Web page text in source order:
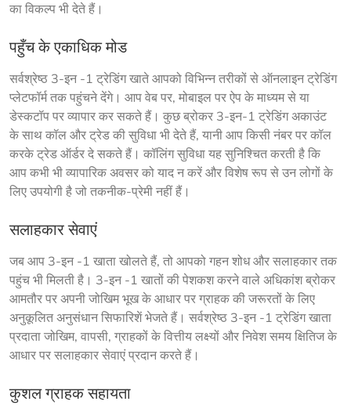
का विकल्प भी देते हैं।
पहुँच के एकाधिक मोड
सर्वश्रेष्ठ 3-इन -1 ट्रेडिंग खाते आपको विभिन्न तरीकों से ऑनलाइन ट्रेडिंग
प्लेटफॉर्म तक पहुंचने देंगे। आप वेब पर, मोबाइल पर ऐप के माध्यम से या
डेस्कटॉप पर व्यापार कर सकते हैं। कुछ ब्रोकर 3-इन-1 ट्रेडिंग अकाउंट
के साथ कॉल और ट्रेड की सुविधा भी देते हैं, यानी आप किसी नंबर पर कॉल
करके ट्रेड ऑर्डर दे सकते हैं। कॉलिंग सुविधा यह सुनिश्चित करती है कि
आप कभी भी व्यापारिक अवसर को याद न करें और विशेष रूप से उन लोगों के
लिए उपयोगी है जो तकनीक-प्रेमी नहीं हैं।
सलाहकार सेवाएं
जब आप 3-इन -1 खाता खोलते हैं, तो आपको गहन शोध और सलाहकार तक
पहुंच भी मिलती है। 3-इन -1 खातों की पेशकश करने वाले अधिकांश ब्रोकर
आमतौर पर अपनी जोखिम भूख के आधार पर ग्राहक की जरूरतों के लिए
अनुकूलित अनुसंधान सिफारिशें भेजते हैं। सर्वश्रेष्ठ 3-इन -1 ट्रेडिंग खाता
प्रदाता जोखिम, वापसी, ग्राहकों के वित्तीय लक्ष्यों और निवेश समय क्षितिज के
आधार पर सलाहकार सेवाएं प्रदान करते हैं।
कुशल ग्राहक सहायता